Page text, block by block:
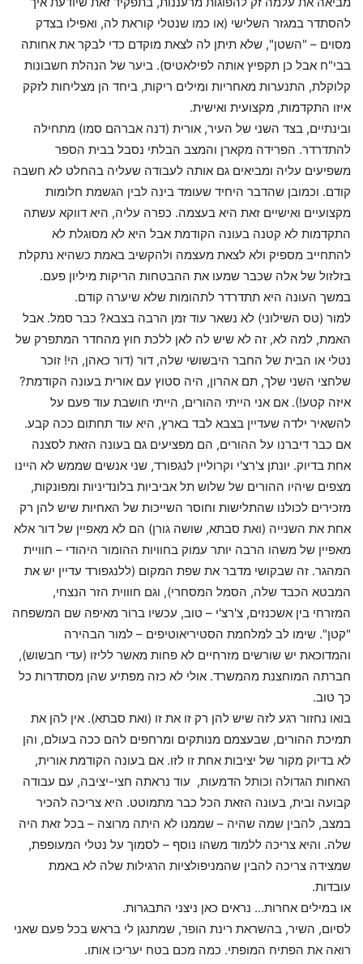
להסתדר במגזר השלישי (או כמו שנטלי קוראת לה, ואפילו בצדק
מסוים – "השטן", שלא תיתן לה לצאת מוקדם כדי לבקר את אחותה
בבי"ח אבל כן תקפיץ אותה לפילאטיס). ביער של הנהלת חשבונות
קלוקלת, התנערות מאחריות ומילים ריקות, ביחד הן מצליחות לזקק
איזו התקדמות, מקצועית ואישית.
ובינתיים, בצד השני של העיר, אורית (דנה אברהם סמו) מתחילה
להתדרדר. הפרידה מקארן והמצב הבלתי נסבל בבית הספר
משפיעים עליה ומביאים גם אותה לעבודה שעליה בהחלט לא חשבה
קודם. וכמובן שהדבר היחיד שעומד בינה לבין הגשמת חלומות
מקצועיים ואישיים זאת היא בעצמה. כפרה עליה, היא דווקא עשתה
התקדמות לא קטנה בעונה הקודמת אבל היא לא מסוגלת לא
להתחייב מספיק ולא לצאת מעצמה ולהקשיב באמת כשהיא נתקלת
בזלזול של אלה שכבר שמעו את ההבטחות הריקות מיליון פעם.
במשך העונה היא תתדרדר לתהומות שלא שיערה קודם.
למור (טס השילוני) לא נשאר עוד זמן הרבה בצבא? כבר סמל. אבל
האמת, למה לא, זה לא שיש לה לאן ללכת חוץ מהחדר המתפרק של
נטלי או הבית של החבר היבשושי שלה, דור (דור כאהן, הי! זוכר
שלחצי השני שלך, תם אהרון, היה סטוץ עם אורית בעונה הקודמת?
איזה קטע!). אם אני הייתי ההורים, הייתי חושבת עוד פעם על
להשאיר ילדה שעדיין בצבא לבד בארץ, היא עוד תחתום ככה קבע.
אם כבר דיברנו על ההורים, הם מפציעים גם בעונה הזאת לסצנה
אחת בדיוק. יונתן צ'רצ'י וקרוליין לנגפורד, שני אנשים שממש לא היינו
מצפים שיהיו ההורים של שלוש תל אביביות בלונדיניות ומפונקות,
מזכירים לכולנו שהתלישות וחוסר השייכות של האחיות שיש להן רק
אחת את השנייה (ואת סבתא, שושה גורן) הם לא מאפיין של דור אלא
מאפיין של משהו הרבה יותר עמוק בחוויות ההומור היהודי – חוויית
המהגר. זה שבקושי מדבר את שפת המקום (ללנגפורד עדיין יש את
המבטא הכבד שלה, הסמל המסחרי), וגם חוווית הזר הנצחי,
המזרחי בין אשכנזים, צ'רצ'י – טוב, עכשיו ברור מאיפה שם המשפחה
"קטן". שימו לב למלחמת הסטיריאוטיפים – למור הבהירה
והמדוכאת יש שורשים מזרחיים לא פחות מאשר לליזו (עדי חבשוש),
חברתה המוחצנת מהמשרד. אולי לא כזה מפתיע שהן מסתדרות כל
כך טוב.
בואו נחזור רגע לזה שיש להן רק זו את זו (ואת סבתא). אין להן את
תמיכת ההורים, שבעצמם מנותקים ומרחפים להם ככה בעולם, והן
לא בדיוק מקור של יציבות אחת זו לזו. אם בעונה הקודמת אורית,
האחות הגדולה וכותל הדמעות, עוד נראתה חצי-יציבה, עם עבודה
קבועה ובית, בעונה הזאת הכל כבר מתמוטט. היא צריכה להכיר
במצב, להבין שמה שהיה – שממנו לא היתה מרוצה – בכל זאת היה
שלה. והיא צריכה ללמוד משהו נוסף – לסמוך על נטלי המעופפת,
שמצידה צריכה להבין שהמניפולציות הרגילות שלה לא באמת
עובדות.
או במילים אחרות… נראים כאן ניצני התבגרות.
לסיום, השיר, בהשראת רינת הופר, שמתנגן לי בראש בכל פעם שאני
רואה את הפתיח המופתי. כמה מכם בטח יעריכו אותו.